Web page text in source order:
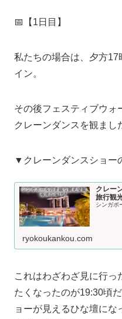
📅【1日目】
私たちの場合は、夕方17
イン。
その後フェスティブウォ
クレーンダンスを観まし
▼クレーンダンスショー
クレー
旅行観
シンガポ
ryokoukankou.com
これはわざわざ見に行っ
たくなったのが19:30頃
ョーが見えるひな壇に